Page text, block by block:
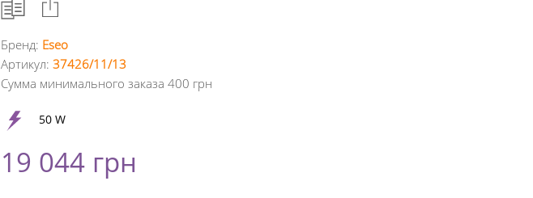
Facebook
+
Twitter
Бренд: Eseo
Артикул: 37426/11/13
Сумма минимального заказа 400 грн
50 W
19 044 грн